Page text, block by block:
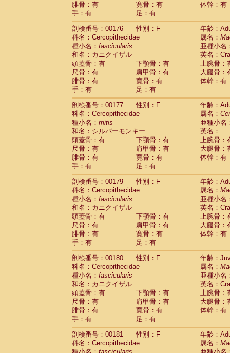
腓骨：有
寛骨：有
体幹：有
手：有
足：有
剖検番号：00176
性別：F
年齢：
科名：Cercopithecidae
属名：
種小名： fascicularis
亜種小名
和名：カニクイザル
英名：
頭蓋骨：有
下顎骨：有
上腕骨：
尺骨：有
肩甲骨：有
大腿骨：
腓骨：有
寛骨：有
体幹：有
手：有
足：有
剖検番号：00177
性別：F
年齢：
科名：Cercopithecidae
属名：
種小名： mitis
亜種小名
和名：シルバーモンキー
英名：
頭蓋骨：有
下顎骨：有
上腕骨：
尺骨：有
肩甲骨：有
大腿骨：
腓骨：有
寛骨：有
体幹：有
手：有
足：有
剖検番号：00179
性別：F
年齢：
科名：Cercopithecidae
属名：
種小名： fascicularis
亜種小名
和名：カニクイザル
英名：
頭蓋骨：有
下顎骨：有
上腕骨：
尺骨：有
肩甲骨：有
大腿骨：
腓骨：有
寛骨：有
体幹：有
手：有
足：有
剖検番号：00180
性別：F
年齢：
科名：Cercopithecidae
属名：
種小名： fascicularis
亜種小名
和名：カニクイザル
英名：
頭蓋骨：有
下顎骨：有
上腕骨：
尺骨：有
肩甲骨：有
大腿骨：
腓骨：有
寛骨：有
体幹：有
手：有
足：有
剖検番号：00181
性別：F
年齢：
科名：Cercopithecidae
属名：